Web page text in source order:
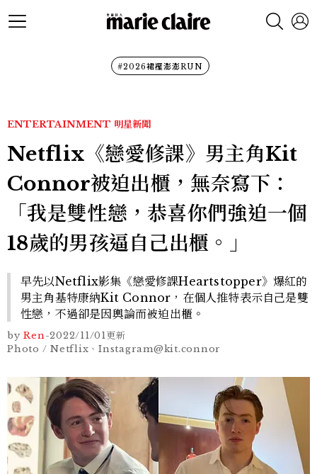
#2026裙襬澎澎RUN
ENTERTAINMENT 明星新聞
Netflix《戀愛修課》男主角Kit
Connor被迫出櫃，無奈寫下：
「我是雙性戀，恭喜你們強迫一個
18歲的男孩逼自己出櫃。」
早先以Netflix影集《戀愛修課Heartstopper》爆紅的
男主角基特康納Kit Connor，在個人推特表示自己是雙
性戀，不過卻是因輿論而被迫出櫃。
by Ren-2022/11/01更新
Photo / Netflix、Instagram@kit.connor